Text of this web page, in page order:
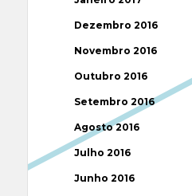
Dezembro 2016
Novembro 2016
Outubro 2016
Setembro 2016
Agosto 2016
Julho 2016
Junho 2016